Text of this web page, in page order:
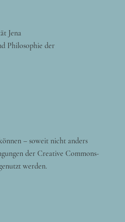
Jena
Philosophie der
– soweit nicht anders
der Creative Commons-
werden.